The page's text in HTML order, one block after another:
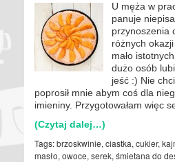
U męża w
panuje
przynoszenia
różnych
mało
dużo osób
jeść :) Nie
poprosił mnie abym coś dla
imieniny. Przygotowałam więc
(Czytaj dalej…)
Tags:brzoskwinie, ciastka, cukier,
masło, owoce, serek, śmietana do